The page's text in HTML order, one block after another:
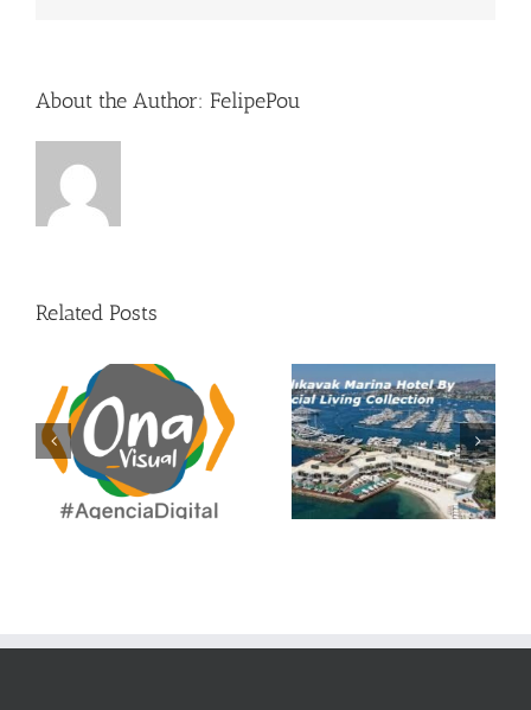
About the Author: FelipePou
Related Posts
Enhorabuena a CMV
Architects por su
nominación
internacional.
MetalXCrafts